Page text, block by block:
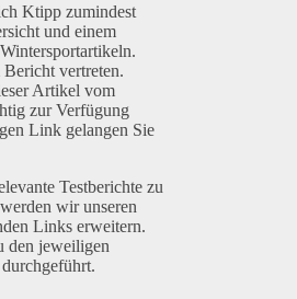
Ktipp zumindest
und einem
vertreten.
Artikel vom
zur Verfügung
Link gelangen Sie
Testberichte zu
wir unseren
Links erweitern.
den jeweiligen